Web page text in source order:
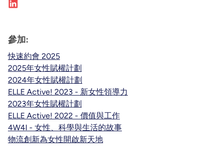
參加:
快速約會 2025
2025年女性賦權計劃
2024年女性賦權計劃
ELLE Active! 2023 - 新女性領導力
2023年女性賦權計劃
ELLE Active! 2022 - 價值與工作
4W4I - 女性、科學與生活的故事
物流創新為女性開啟新天地